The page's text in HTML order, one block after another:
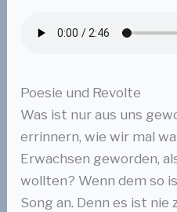
Poesie und Revolte
Was ist nur aus uns
errinnern, wie wir mal
Erwachsen geworden,
wollten? Wenn dem so
Song an. Denn es ist nie